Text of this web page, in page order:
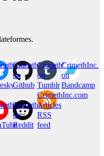
CrimethInc.
on
Github
CrimethInc.
on
Tumblr
CrimethInc.
on
Bandcamp
CrimethInc.
on
Reddit
CrimethInc.com
Articles
RSS
feed